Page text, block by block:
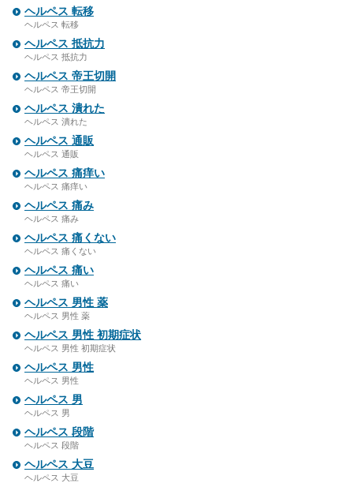
ヘルペス 転移
ヘルペス 転移
ヘルペス 抵抗力
ヘルペス 抵抗力
ヘルペス 帝王切開
ヘルペス 帝王切開
ヘルペス 潰れた
ヘルペス 潰れた
ヘルペス 通販
ヘルペス 通販
ヘルペス 痛痒い
ヘルペス 痛痒い
ヘルペス 痛み
ヘルペス 痛み
ヘルペス 痛くない
ヘルペス 痛くない
ヘルペス 痛い
ヘルペス 痛い
ヘルペス 男性 薬
ヘルペス 男性 薬
ヘルペス 男性 初期症状
ヘルペス 男性 初期症状
ヘルペス 男性
ヘルペス 男性
ヘルペス 男
ヘルペス 男
ヘルペス 段階
ヘルペス 段階
ヘルペス 大豆
ヘルペス 大豆